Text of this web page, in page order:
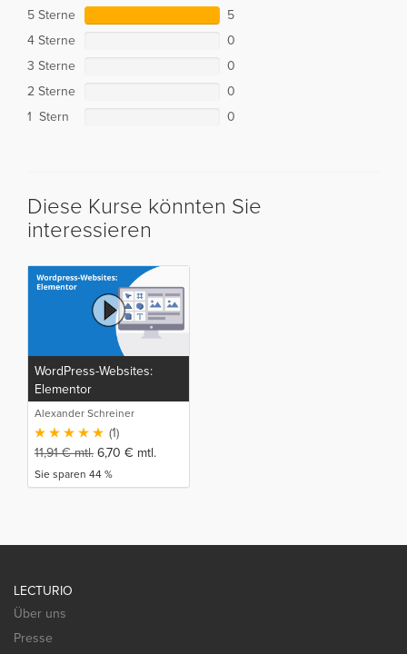
5 Sterne
5
4 Sterne
0
3 Sterne
0
2 Sterne
0
1 Stern
0
Diese Kurse könnten Sie
interessieren
WordPress-Websites:
Elementor
Alexander Schreiner
(1)
11,91€mtl. 6,70 € mtl.
Sie sparen 44 %
LECTURIO
Über uns
Presse